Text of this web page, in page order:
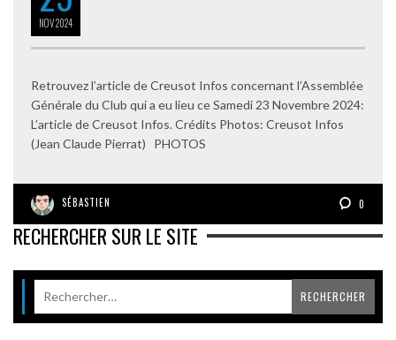
NOV2024
Retrouvez l’article de Creusot Infos concernant l’Assemblée
Générale du Club qui a eu lieu ce Samedi 23 Novembre 2024:
L’article de Creusot Infos. Crédits Photos: Creusot Infos
(Jean Claude Pierrat) PHOTOS
SÉBASTIEN 0
RECHERCHER SUR LE SITE